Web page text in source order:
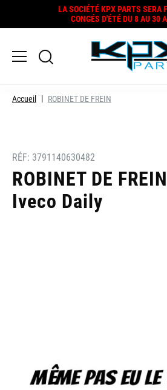
LA SOCIÉTÉ KPX PARTS SERA
CONGÉS D'ÉTÉ DU 8 AU 30
Accueil ROBINET DE FREIN
RÉF: 3791140630482
ROBINET DE
Iveco Daily